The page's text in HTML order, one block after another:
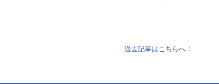
過去記事はこちらへ 〉